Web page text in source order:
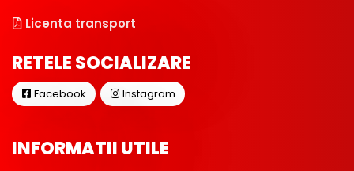
Licenta transport
RETELE SOCIALIZARE
Facebook Instagram
INFORMATII UTILE